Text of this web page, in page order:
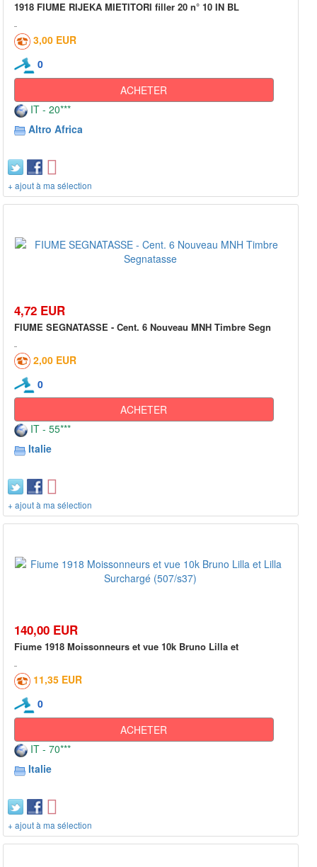
1918 FIUME RIJEKA MIETITORI filler 20 n° 10 IN BL
3,00 EUR
0
ACHETER
IT - 20***
Altro Africa
+ ajout à ma sélection
4,72 EUR
FIUME SEGNATASSE - Cent. 6 Nouveau MNH Timbre Segn
2,00 EUR
0
ACHETER
IT - 55***
Italie
+ ajout à ma sélection
140,00 EUR
Fiume 1918 Moissonneurs et vue 10k Bruno Lilla et
11,35 EUR
0
ACHETER
IT - 70***
Italie
+ ajout à ma sélection